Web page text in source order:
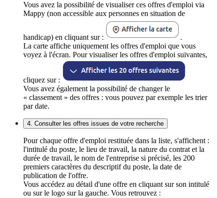
Vous avez la possibilité de visualiser ces offres d'emploi via
Mappy (non accessible aux personnes en situation de
handicap) en cliquant sur :
.
La carte affiche uniquement les offres d'emploi que vous
voyez à l'écran. Pour visualiser les offres d'emploi suivantes,
cliquez sur :
Vous avez également la possibilité de changer le
« classement » des offres : vous pouvez par exemple les trier
par date.
4. Consulter les offres issues de votre recherche
Pour chaque offre d'emploi restituée dans la liste, s'affichent :
l'intitulé du poste, le lieu de travail, la nature du contrat et la
durée de travail, le nom de l'entreprise si précisé, les 200
premiers caractères du descriptif du poste, la date de
publication de l'offre.
Vous accédez au détail d'une offre en cliquant sur son intitulé
ou sur le logo sur la gauche. Vous retrouvez :